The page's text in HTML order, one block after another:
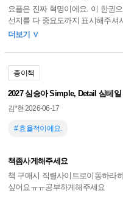
요플은 진짜 혁명이에요. 이 한권
선지를 다 중요도까지 표시해주셔
지문을 구별하기 너무 편해요.
더보기 ∨
종이책
2027 심승아 Simple, Detail 심테
# 효율적이에요.
김*현 2026-06-17
책좀사게해주세요
책 구매시 직렬사이트로이동하라
싶어요ㅠㅠ공부하게해주세요